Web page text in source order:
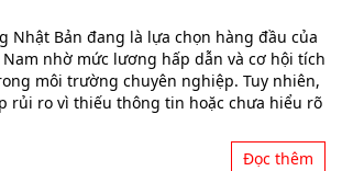
Nhật Bản đang là lựa chọn hàng đầu của
nhờ mức lương hấp dẫn và cơ hội tích
môi trường chuyên nghiệp. Tuy nhiên,
rủi ro vì thiếu thông tin hoặc chưa hiểu rõ
Đọc thêm